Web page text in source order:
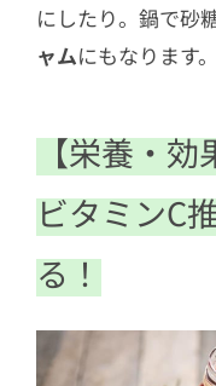
にしたり。鍋で砂
ャムにもなります。
【栄養・効
ビタミンC
る！